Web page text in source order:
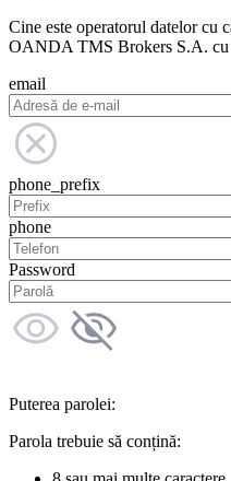
Cine este operatorul datelor cu
OANDA TMS Brokers S.A. cu
email
phone_prefix
phone
Password
Puterea parolei:
Parola trebuie să conțină: